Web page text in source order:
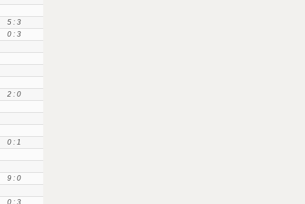
5 : 3
0 : 3
2 : 0
0 : 1
9 : 0
0 : 3